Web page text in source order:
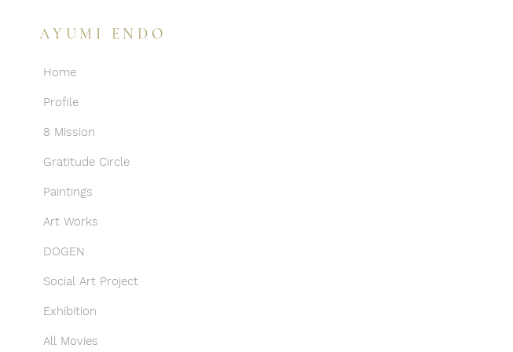
Home
Profile
8 Mission
Gratitude Circle
Paintings
Art Works
DOGEN
Social Art Project
Exhibition
All Movies
AYUMI ENDO